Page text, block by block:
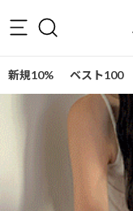
新規10% ベスト100